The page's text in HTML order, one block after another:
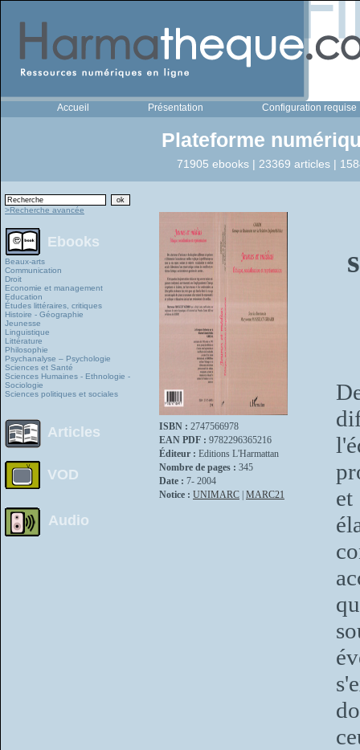
Accueil Présentation Configuration requise
Plateforme
71905 ebooks | 23369 articles |
>Recherche avancée
Ebooks
Beaux-arts
Communication
Droit
Economie et management
Education
Études littéraires, critiques
Histoire - Géographie
Jeunesse
Linguistique
Littérature
Philosophie
Psychanalyse – Psychologie
Sciences et Santé
Sciences Humaines - Ethnologie -
Sociologie
Sciences politiques et sociales
Articles
VOD
Audio
ISBN : 2747566978
EAN PDF : 9782296365216
Éditeur : Editions L'Harmattan
Nombre de pages : 345
Date : 7- 2004
Notice : UNIMARC MARC21
et